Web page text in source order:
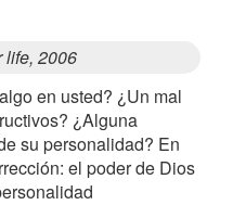
life, 2006
en usted? ¿Un mal
¿Alguna
su personalidad? En
el poder de Dios